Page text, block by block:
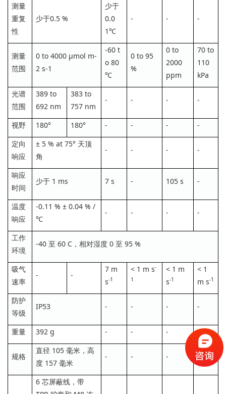
测量
重复
性
少于0.5 %
少于
0.0
1℃
- - -
测量
范围
0 to 4000 µmol m-
2 s-1
-60 t
o 80
℃
0 to 95
%
0 to
2000
ppm
70 to
110
kPa
光谱
范围
389 to
692 nm
383 to
757 nm
- - - -
视野 180° 180° - - -
-
定向
响应
± 5 % at 75° 天顶
角
- - - -
响应
时间
少于 1 ms 7 s - 105 s -
温度
响应
-0.11 % ± 0.04 % /
℃
- - - -
工作
环境
-40 至 60 C，相对湿度 0 至 95 %
吸气
速率
- -
7 m
s-1
< 1 m s-
1
< 1 m
s-1
< 1
m s-1
防护
等级
IP53 - - - -
重量 392 g - - - -
规格
直径 105 毫米，高
度 157 毫米
- - - -
6 芯屏蔽线，带